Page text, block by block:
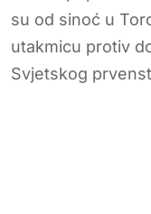
su od sinoć u
utakmicu protiv
Svjetskog